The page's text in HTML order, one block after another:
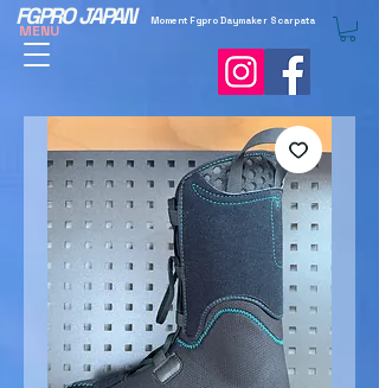
MENU
FGPRO JAPAN Moment Fgpro Daymaker Scarpata